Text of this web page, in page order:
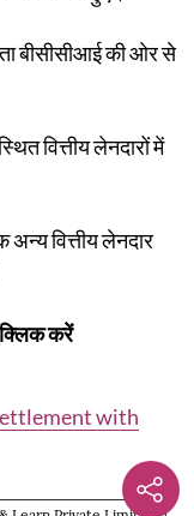
बीसीसीआई की ओर से
वित्तीय लेनदारों में
वित्तीय लेनदार
करें
with